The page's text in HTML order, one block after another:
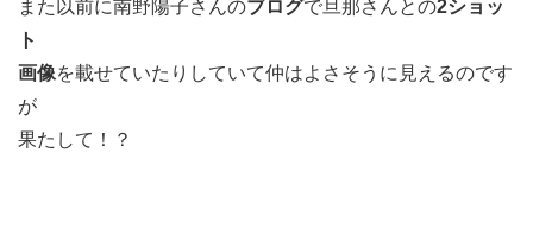
また以前に南野陽子さんのブログで旦那さんとの2ショッ
ト
画像を載せていたりしていて仲はよさそうに見えるのです
が
果たして！？